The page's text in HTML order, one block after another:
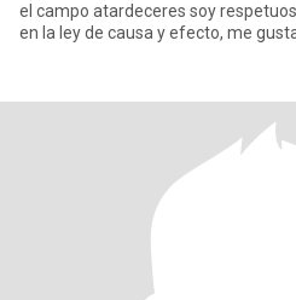
el campo atardeceres soy respetuosa creo en la ley de atracción,
en la ley de causa y